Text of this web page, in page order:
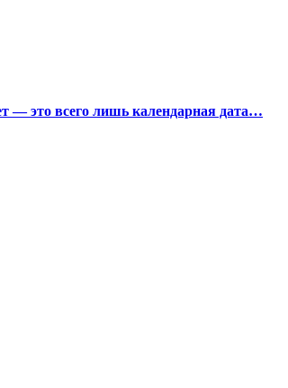
— это всего лишь календарная дата…